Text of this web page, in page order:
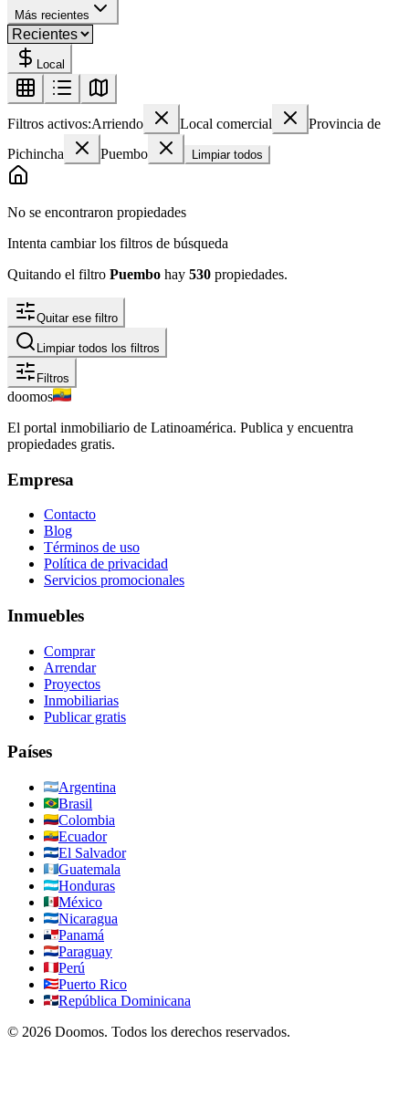
Más recientes
Local
Filtros activos:Arriendo Local comercial
Provincia de
Pichincha
Puembo Limpiar todos
No se encontraron propiedades
Intenta cambiar los filtros de búsqueda
Quitando el filtro Puembo hay 530 propiedades.
Quitar ese filtro
Limpiar todos los filtros
Filtros
doomos
El portal inmobiliario de Latinoamérica. Publica y encuentra
propiedades gratis.
Empresa
Contacto
Blog
Términos de uso
Política de privacidad
Servicios promocionales
Inmuebles
Comprar
Arrendar
Proyectos
Inmobiliarias
Publicar gratis
Países
Argentina
Brasil
Colombia
Ecuador
El Salvador
Guatemala
Honduras
México
Nicaragua
Panamá
Paraguay
Perú
Puerto Rico
República Dominicana
© 2026 Doomos. Todos los derechos reservados.